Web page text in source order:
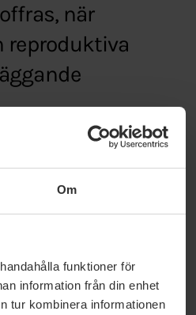
Om
funktioner för
information från din enhet
tur kombinera informationen
när
reproduktiva